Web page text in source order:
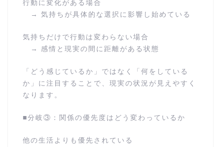
行動に変化がある場合
→ 気持ちが具体的な選択に影響し始めている
気持ちだけで行動は変わらない場合
→ 感情と現実の間に距離がある状態
「どう感じているか」ではなく「何をしている
か」に注目することで、現実の状況が見えやすく
なります。
■分岐③：関係の優先度はどう変わっているか
他の生活よりも優先されている